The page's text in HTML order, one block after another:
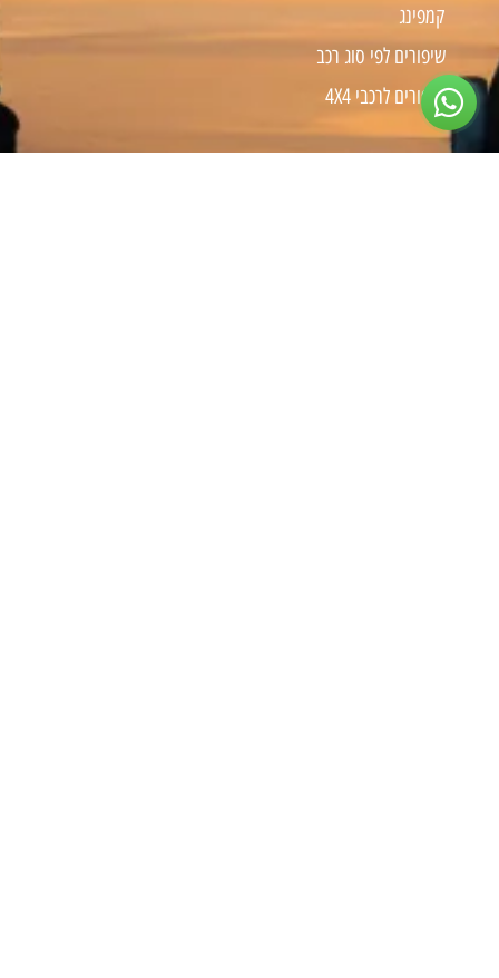
קמפינג
שיפורים לפי סוג רכב
שיפורים לרכבי 4X4